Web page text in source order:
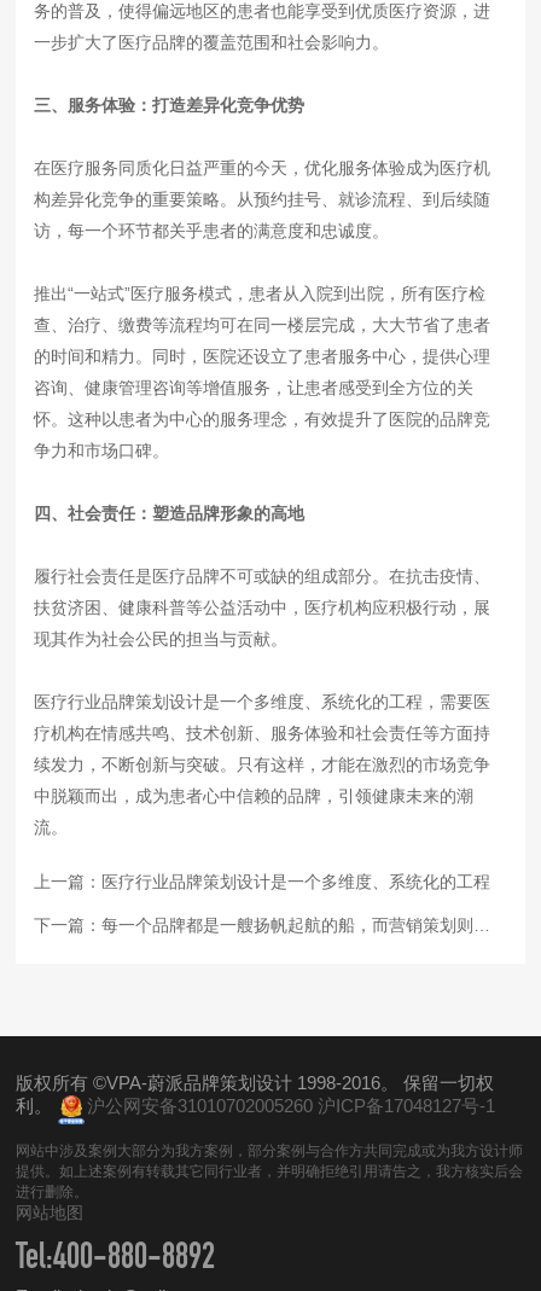
务的普及，使得偏远地区的患者也能享受到优质医疗资源，进
一步扩大了医疗品牌的覆盖范围和社会影响力。
三、服务体验：打造差异化竞争优势
在医疗服务同质化日益严重的今天，优化服务体验成为医疗机
构差异化竞争的重要策略。从预约挂号、就诊流程、到后续随
访，每一个环节都关乎患者的满意度和忠诚度。
推出“一站式”医疗服务模式，患者从入院到出院，所有医疗检
查、治疗、缴费等流程均可在同一楼层完成，大大节省了患者
的时间和精力。同时，医院还设立了患者服务中心，提供心理
咨询、健康管理咨询等增值服务，让患者感受到全方位的关
怀。这种以患者为中心的服务理念，有效提升了医院的品牌竞
争力和市场口碑。
四、社会责任：塑造品牌形象的高地
履行社会责任是医疗品牌不可或缺的组成部分。在抗击疫情、
扶贫济困、健康科普等公益活动中，医疗机构应积极行动，展
现其作为社会公民的担当与贡献。
医疗行业品牌策划设计是一个多维度、系统化的工程，需要医
疗机构在情感共鸣、技术创新、服务体验和社会责任等方面持
续发力，不断创新与突破。只有这样，才能在激烈的市场竞争
中脱颖而出，成为患者心中信赖的品牌，引领健康未来的潮
流。
上一篇： 医疗行业品牌策划设计是一个多维度、系统化的工程
下一篇：每一个品牌都是一艘扬帆起航的船，而营销策划则是那引领方向的罗盘与风帆
版权所有 ©VPA-蔚派品牌策划设计 1998-2016。 保留一切权
利。
沪公网安备31010702005260 沪ICP备17048127号-1
网站中涉及案例大部分为我方案例，部分案例与合作方共同完成或为我方设计师
提供。如上述案例有转载其它同行业者，并明确拒绝引用请告之，我方核实后会
进行删除。
网站地图
Tel:400-880-8892